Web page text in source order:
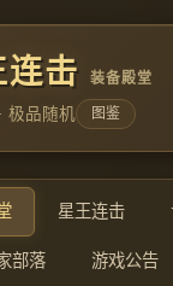
连击 装备殿堂
极品随机 图鉴
星王连击
部落 游戏公告